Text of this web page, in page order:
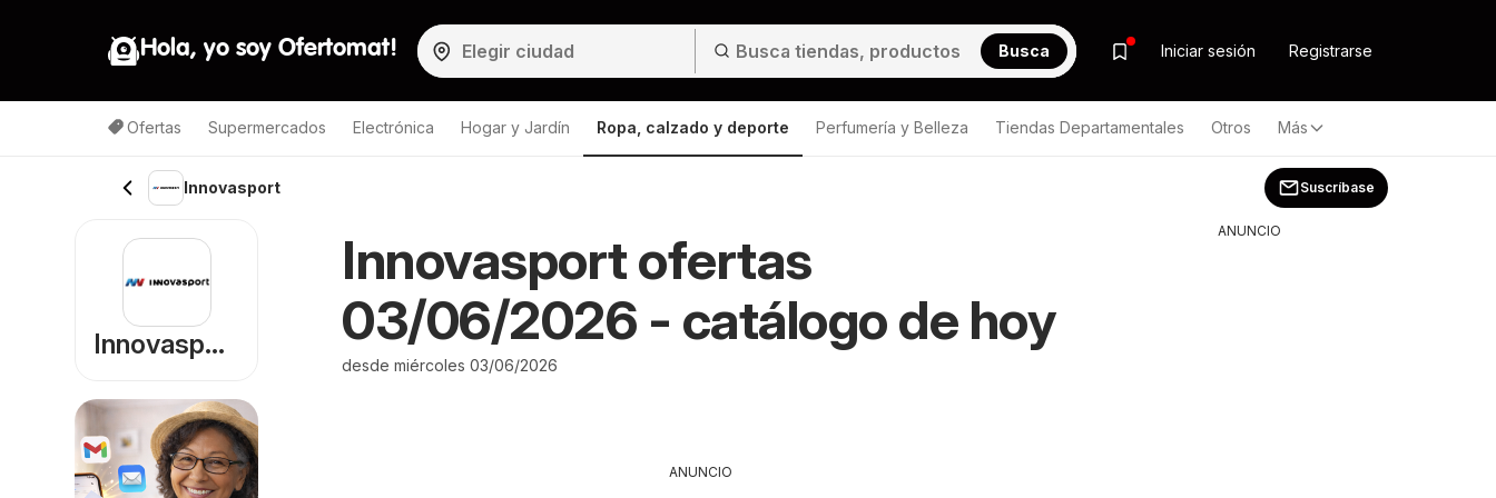
Hola, yo soy Ofertomat! Busca Iniciar sesión Registrarse
Ofertas Supermercados Electrónica Hogar y Jardín Ropa, calzado y deporte Perfumería y Belleza Tiendas Departamentales Otros Más
Innovasport Suscríbase
Innovasport ofertas
03/06/2026 - catálogo de hoy
desde miércoles 03/06/2026
ANUNCIO
Innovasport
ANUNCIO